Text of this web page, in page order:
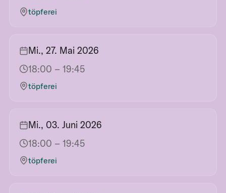
töpferei
Mi., 27. Mai 2026
18:00 – 19:45
töpferei
Mi., 03. Juni 2026
18:00 – 19:45
töpferei